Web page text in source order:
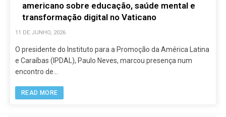
americano sobre educação, saúde mental e
transformação digital no Vaticano
11 DE JUNHO, 2026
O presidente do Instituto para a Promoção da América Latina
e Caraíbas (IPDAL), Paulo Neves, marcou presença num
encontro de…
READ MORE